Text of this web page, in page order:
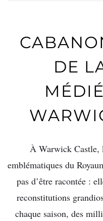
DE
À Warwick Castle,
emblématiques du
pas d’être racontée :
reconstitutions
chaque saison, des